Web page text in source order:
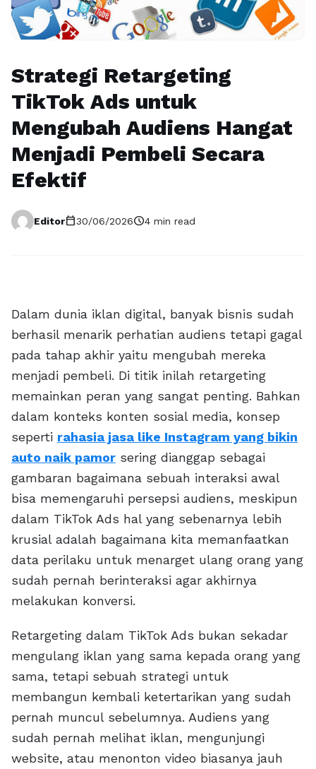
Strategi Retargeting
TikTok Ads untuk
Mengubah Audiens Hangat
Menjadi Pembeli Secara
Efektif
Editorcalendar_today30/06/2026schedule4 min read
Dalam dunia iklan digital, banyak bisnis sudah
berhasil menarik perhatian audiens tetapi gagal
pada tahap akhir yaitu mengubah mereka
menjadi pembeli. Di titik inilah retargeting
memainkan peran yang sangat penting. Bahkan
dalam konteks konten sosial media, konsep
seperti rahasia jasa like Instagram yang bikin
auto naik pamor sering dianggap sebagai
gambaran bagaimana sebuah interaksi awal
bisa memengaruhi persepsi audiens, meskipun
dalam TikTok Ads hal yang sebenarnya lebih
krusial adalah bagaimana kita memanfaatkan
data perilaku untuk menarget ulang orang yang
sudah pernah berinteraksi agar akhirnya
melakukan konversi.
Retargeting dalam TikTok Ads bukan sekadar
mengulang iklan yang sama kepada orang yang
sama, tetapi sebuah strategi untuk
membangun kembali ketertarikan yang sudah
pernah muncul sebelumnya. Audiens yang
sudah pernah melihat iklan, mengunjungi
website, atau menonton video biasanya jauh